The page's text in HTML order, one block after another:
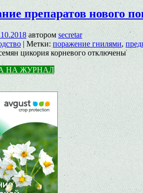
препаратов нового
автором secretar
| Метки: поражение гнилями,
цикория корневогоотключены
НА ЖУРНАЛ